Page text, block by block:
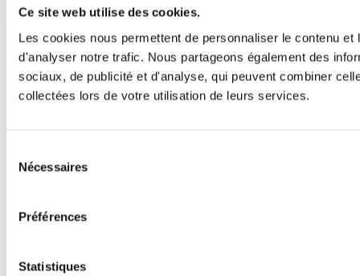
Ce site web utilise des cookies.
Les cookies nous permettent de personnaliser le contenu
d'analyser notre trafic. Nous partageons également des
sociaux, de publicité et d'analyse, qui peuvent combiner
collectées lors de votre utilisation de leurs services.
Nécessaires
Préférences
Statistiques